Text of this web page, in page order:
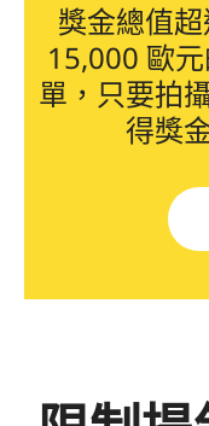
獎金總值
15,000 歐
單，只要拍
得獎